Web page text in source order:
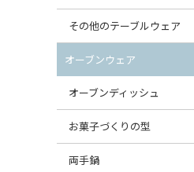
スープ皿
ダルマプレート
たまご型プレート
ハート型プレート
丸鉢・どんぶり・ボウル
茶碗
オーバルボウル
ハートボウル
ガーリックポット
オニオンキャニスター
ガーリックキャニスター
スープチュリーン
角型カッティングボード
丸型カッティングボード
すべて見る
その他のテーブルウェア
調味料入れ
グレイヴィーボート
エッグカップ
オーブンウェア
オーブンディッシュ
大型（24cm〜）
中型（18〜24cm）
お菓子づくりの型
パウンド型
両手鍋